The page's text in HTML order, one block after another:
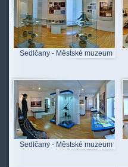
Sedlčany - Městské muzeum
Sedlčany - Městské muzeum